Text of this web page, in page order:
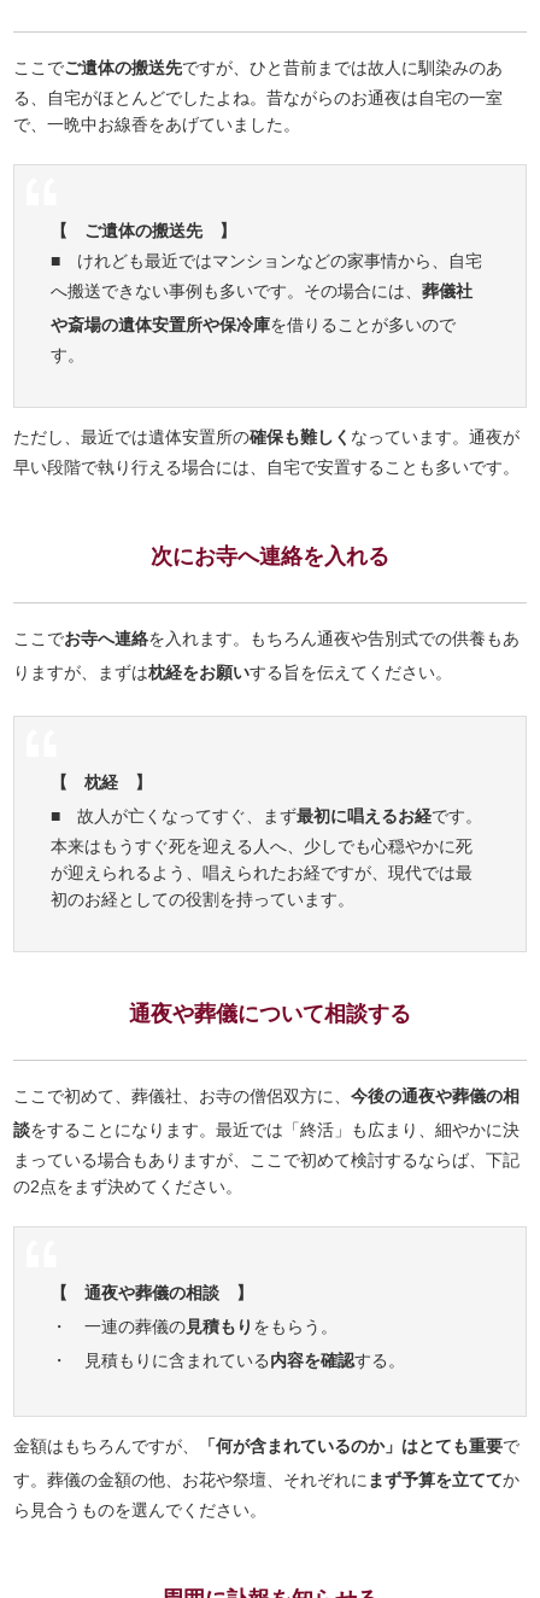
ここでご遺体の搬送先ですが、ひと昔前までは故人に馴染みのあ
る、自宅がほとんどでしたよね。昔ながらのお通夜は自宅の一室
で、一晩中お線香をあげていました。
【 ご遺体の搬送先 】
■ けれども最近ではマンションなどの家事情から、自宅
へ搬送できない事例も多いです。その場合には、葬儀社
や斎場の遺体安置所や保冷庫を借りることが多いので
す。
ただし、最近では遺体安置所の確保も難しく なっています。通夜が
早い段階で執り行える場合には、自宅で安置することも多いです。
次にお寺へ連絡を入れる
ここでお寺へ連絡を入れます。もちろん通夜や告別式での供養もあ
りますが、まずは枕経をお願いする旨を伝えてください。
【 枕経 】
■ 故人が亡くなってすぐ、まず最初に唱えるお経です。
本来はもうすぐ死を迎える人へ、少しでも心穏やかに死
が迎えられるよう、唱えられたお経ですが、現代では最
初のお経としての役割を持っています。
通夜や葬儀について相談する
ここで初めて、葬儀社、お寺の僧侶双方に、今後の通夜や葬儀の相
談をすることになります。最近では「終活」も広まり、細やかに決
まっている場合もありますが、ここで初めて検討するならば、下記
の2点をまず決めてください。
【 通夜や葬儀の相談 】
・ 一連の葬儀の見積もり をもらう。
・ 見積もりに含まれている内容を確認する。
金額はもちろんですが、 「何が含まれているのか」はとても重要で
す。葬儀の金額の他、お花や祭壇、それぞれにまず予算を立ててか
ら見合うものを選んでください。